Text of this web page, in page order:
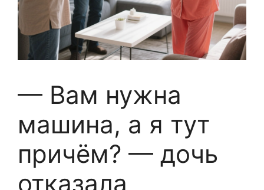
— Вам нужна
машина, а я тут
причём? — дочь
отказала